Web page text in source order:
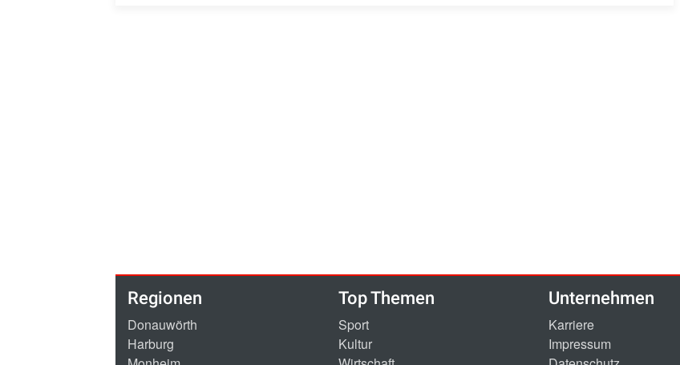
Regionen
Donauwörth
Harburg
Top Themen
Sport
Kultur
Unternehmen
Karriere
Impressum